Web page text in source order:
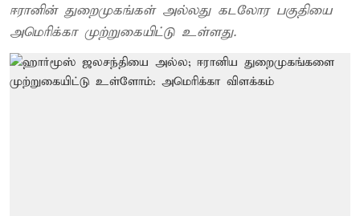
ஈரானின் துறைமுகங்கள் அல்லது கடலோர பகுதியை
அமெரிக்கா முற்றுகையிட்டு உள்ளது.